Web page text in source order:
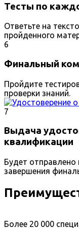
Тесты по
Ответьте на
пройденного
6
Финальный
Пройдите
проверки знаний.
7
Выдача
квалификации
Будет отправлено
завершения
Более 20 000